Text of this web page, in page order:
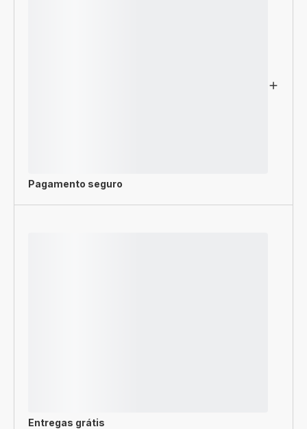
Pagamento seguro
Entregas grátis